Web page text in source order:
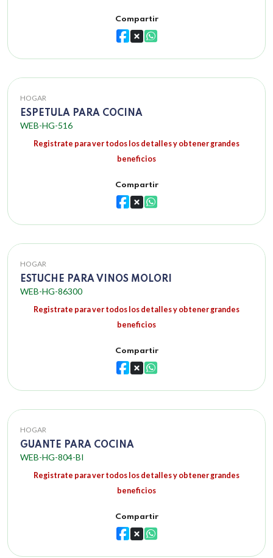
Compartir
HOGAR
ESPETULA PARA COCINA
WEB-HG-516
Registrate para ver todos los detalles y obtener grandes
beneficios
Compartir
HOGAR
ESTUCHE PARA VINOS MOLORI
WEB-HG-86300
Registrate para ver todos los detalles y obtener grandes
beneficios
Compartir
HOGAR
GUANTE PARA COCINA
WEB-HG-804-BI
Registrate para ver todos los detalles y obtener grandes
beneficios
Compartir